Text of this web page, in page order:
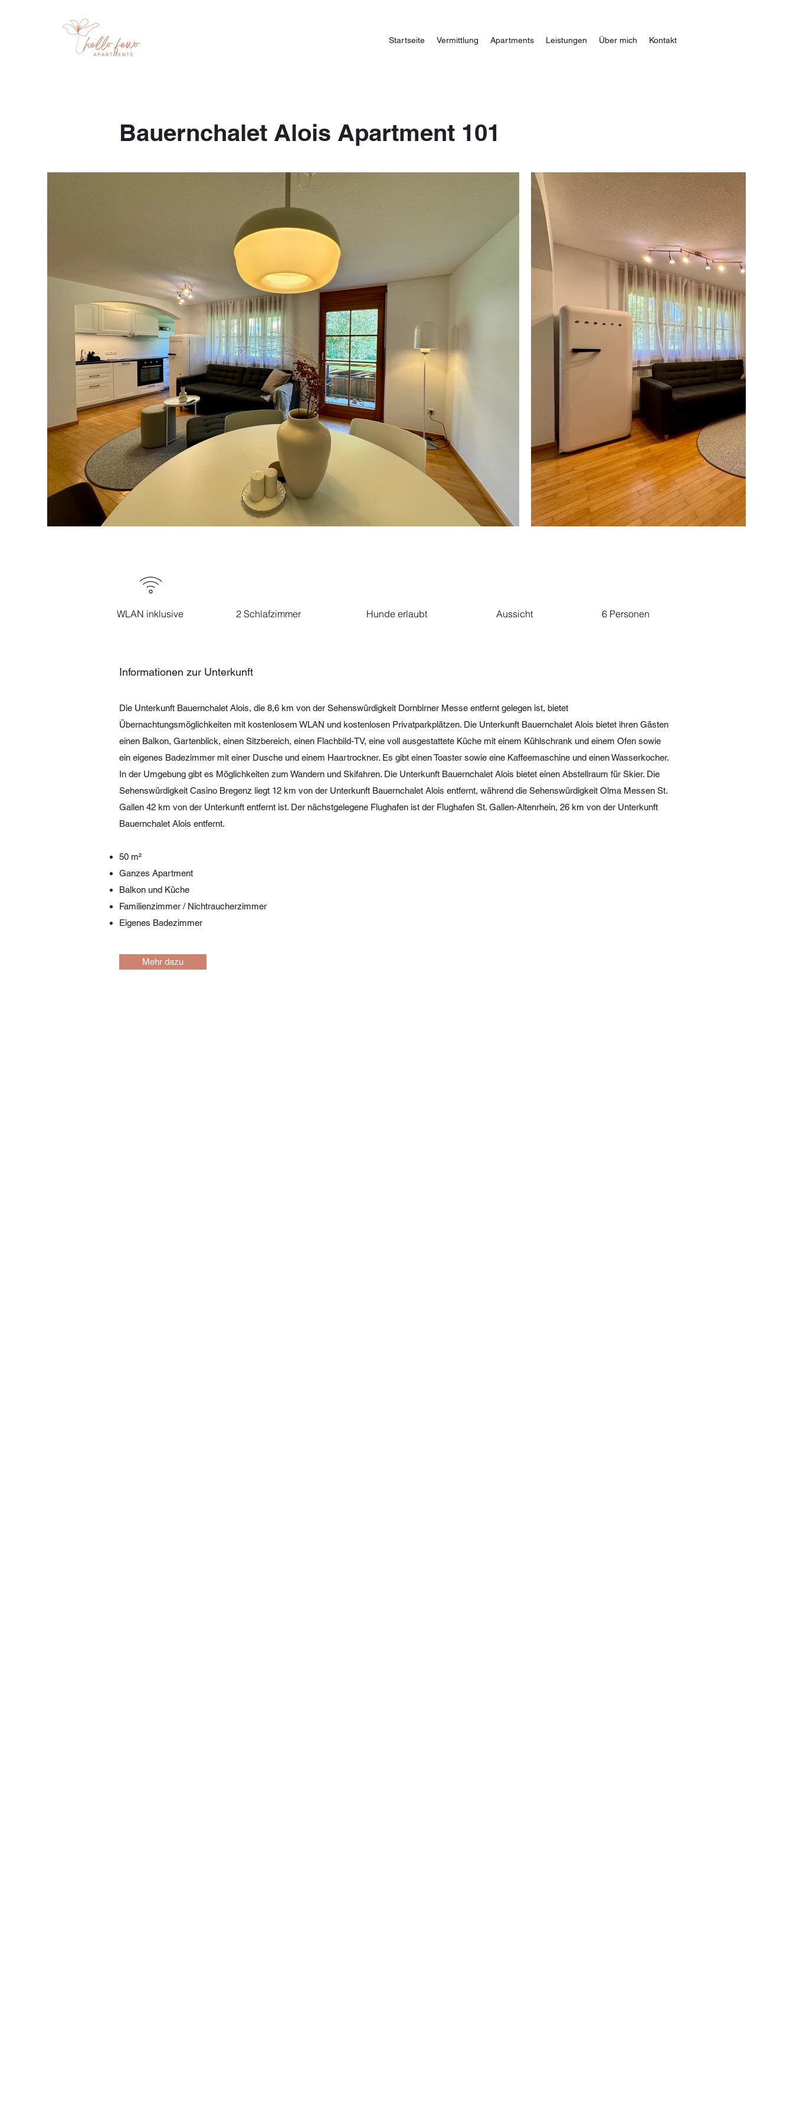
Startseite Vermittlung Apartments Leistungen Über mich Kontakt
Bauernchalet Alois Apartment 101
WLAN inklusive 2 Schlafzimmer Hunde erlaubt Aussicht 6 Personen
Informationen zur Unterkunft
Die Unterkunft Bauernchalet Alois, die 8,6 km von der Sehenswürdigkeit Dornbirner Messe entfernt gelegen ist, bietet
Übernachtungsmöglichkeiten mit kostenlosem WLAN und kostenlosen Privatparkplätzen. Die Unterkunft Bauernchalet Alois bietet ihren Gästen
einen Balkon, Gartenblick, einen Sitzbereich, einen Flachbild-TV, eine voll ausgestattete Küche mit einem Kühlschrank und einem Ofen sowie
ein eigenes Badezimmer mit einer Dusche und einem Haartrockner. Es gibt einen Toaster sowie eine Kaffeemaschine und einen Wasserkocher.
In der Umgebung gibt es Möglichkeiten zum Wandern und Skifahren. Die Unterkunft Bauernchalet Alois bietet einen Abstellraum für Skier. Die
Sehenswürdigkeit Casino Bregenz liegt 12 km von der Unterkunft Bauernchalet Alois entfernt, während die Sehenswürdigkeit Olma Messen St.
Gallen 42 km von der Unterkunft entfernt ist. Der nächstgelegene Flughafen ist der Flughafen St. Gallen-Altenrhein, 26 km von der Unterkunft
Bauernchalet Alois entfernt.
50 m²
Ganzes Apartment
Balkon und Küche
Familienzimmer / Nichtraucherzimmer
Eigenes Badezimmer
Mehr dazu